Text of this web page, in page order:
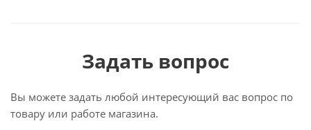
Задать вопрос
Вы можете задать любой интересующий вас вопрос по
товару или работе магазина.